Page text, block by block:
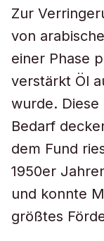
Zur
von
einer Phase
verstärkt Öl
wurde.
Bedarf
dem Fund
1950er
und konnte
größtes